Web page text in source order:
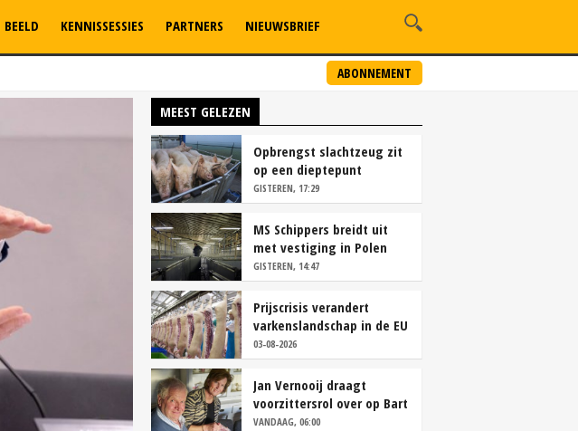
ABONNEMENT
KENNISSESSIES PARTNERS NIEUWSBRIEF
MEEST GELEZEN
Opbrengst slachtzeug zit
op een dieptepunt
GISTEREN, 17:29
MS Schippers breidt uit
met vestiging in Polen
GISTEREN, 14:47
Prijscrisis verandert
varkenslandschap in de EU
rap
03-08-2026
Jan Vernooij draagt
voorzittersrol over op Bart
Camps
VANDAAG, 06:00